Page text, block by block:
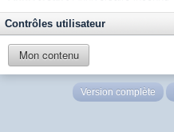
Contrôles utilisateur
Mon contenu
Version complète